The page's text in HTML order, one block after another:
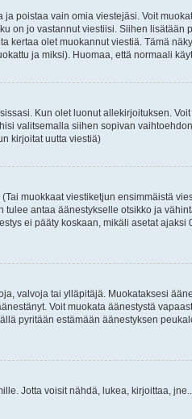
poistaa vain omia viestejäsi. Voit
on jo vastannut viestiisi. Siihen
kertaa olet muokannut viestiä. Tämä
ja miksi). Huomaa, että normaali
Kun olet luonut allekirjoituksen.
valitsemalla siihen sopivan
kirjoitat uutta viestiä)
muokkaat viestiketjun ensimmäistä
antaa äänestykselle otsikko ja
ei pääty koskaan, mikäli asetat
valvoja tai ylläpitäjä. Muokataksesi
Voit muokata äänestystä
pyritään estämään äänestyksen
Jotta voisit nähdä, lukea, kirjoittaa,